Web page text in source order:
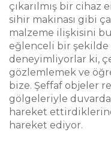
Palanga
No:8
(Yıldız Parkı
çıkarılmış bir
sihir makinası gibi
malzeme ilişkisini
eğlenceli bir şekilde
deneyimliyorlar ki,
gözlemlemek ve
bize. Şeffaf objeler
gölgeleriyle
hareket
hareket ediyor.